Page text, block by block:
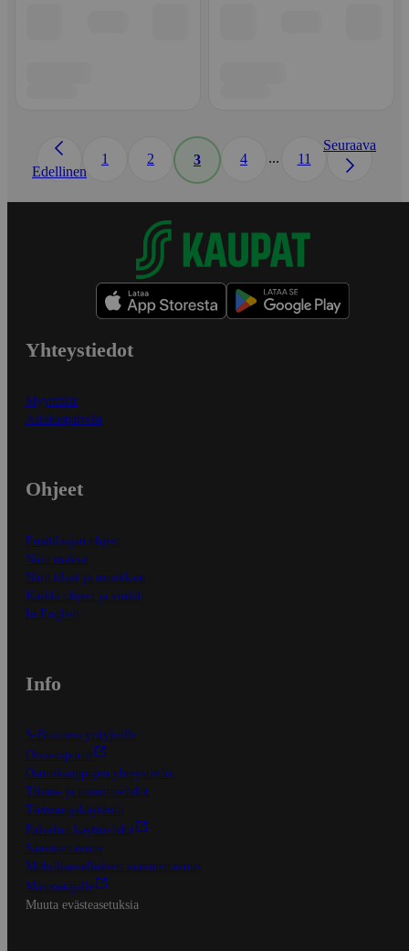
Edellinen
1 2 3 4 ... 11
Seuraava
Yhteystiedot
Myymälät
Asiakaspalvelu
Ohjeet
Ensitilaajan ohjeet
Näin maksat
Näin tilaat ja muokkaat
Kaikki ohjeet ja vinkit
In English
Info
S-Business yrityksille
Oiva-raportit
Osuuskauppojen yhteystiedot
Tilaus- ja toimitusehdot
Tietosuojakäytäntö
Palvelun käyttöehdot
Saavutettavuus
Mobiilisovelluksen saavutettavuus
Mainostajalle
Muuta evästeasetuksia